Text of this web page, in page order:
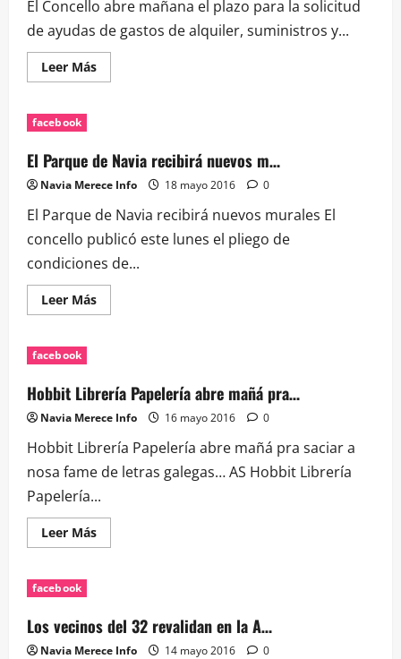
El Concello abre mañana el plazo para la solicitud
de ayudas de gastos de alquiler, suministros y...
Leer MásLeer
más
mañana
el
plazo
para
facebook
El Parque de Navia recibirá nuevos m…
Navia Merece Info 18 mayo 2016 0
El Parque de Navia recibirá nuevos murales El
concello publicó este lunes el pliego de
condiciones de...
Leer MásLeer
más
Navia
recibirá
nuevos
m…
facebook
Hobbit Librería Papelería abre mañá pra…
Navia Merece Info 16 mayo 2016 0
Hobbit Librería Papelería abre mañá pra saciar a
nosa fame de letras galegas… AS Hobbit Librería
Papelería...
Leer MásLeer
más
abre
mañá
pra…
facebook
Los vecinos del 32 revalidan en la A…
Navia Merece Info 14 mayo 2016 0